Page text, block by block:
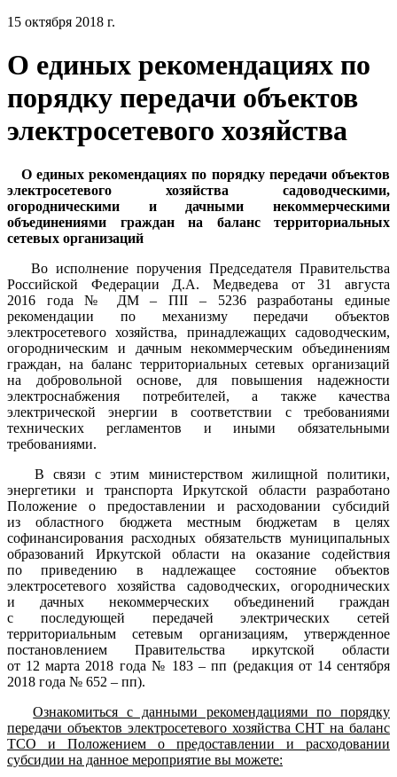
15 октября 2018 г.
О единых рекомендациях по
порядку передачи объектов
электросетевого хозяйства
О единых рекомендациях по порядку передачи объектов
электросетевого хозяйства садоводческими,
огородническими и дачными некоммерческими
объединениями граждан на баланс территориальных
сетевых организаций
Во исполнение поручения Председателя Правительства
Российской Федерации Д.А. Медведева от 31 августа
2016 года № ДМ – ПII – 5236 разработаны единые
рекомендации по механизму передачи объектов
электросетевого хозяйства, принадлежащих садоводческим,
огородническим и дачным некоммерческим объединениям
граждан, на баланс территориальных сетевых организаций
на добровольной основе, для повышения надежности
электроснабжения потребителей, а также качества
электрической энергии в соответствии с требованиями
технических регламентов и иными обязательными
требованиями.
В связи с этим министерством жилищной политики,
энергетики и транспорта Иркутской области разработано
Положение о предоставлении и расходовании субсидий
из областного бюджета местным бюджетам в целях
софинансирования расходных обязательств муниципальных
образований Иркутской области на оказание содействия
по приведению в надлежащее состояние объектов
электросетевого хозяйства садоводческих, огороднических
и дачных некоммерческих объединений граждан
с последующей передачей электрических сетей
территориальным сетевым организациям, утвержденное
постановлением Правительства иркутской области
от 12 марта 2018 года № 183 – пп (редакция от 14 сентября
2018 года № 652 – пп).
Ознакомиться с данными рекомендациями по порядку
передачи объектов электросетевого хозяйства СНТ на баланс
ТСО и Положением о предоставлении и расходовании
субсидии на данное мероприятие вы можете: